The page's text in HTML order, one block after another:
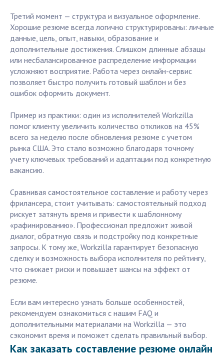
Третий момент — структура и визуальное оформление.
Хорошие резюме всегда логично структурированы: личные
данные, цель, опыт, навыки, образование и
дополнительные достижения. Слишком длинные абзацы
или несбалансированное распределение информации
усложняют восприятие. Работа через онлайн-сервис
позволяет быстро получить готовый шаблон и без
ошибок оформить документ.
Пример из практики: один из исполнителей Workzilla
помог клиенту увеличить количество откликов на 45%
всего за неделю после обновления резюме с учетом
рынка США. Это стало возможно благодаря точному
учету ключевых требований и адаптации под конкретную
вакансию.
Сравнивая самостоятельное составление и работу через
фрилансера, стоит учитывать: самостоятельный подход
рискует затянуть время и привести к шаблонному
«рафинированию». Профессионал предложит живой
диалог, обратную связь и подстройку под конкретные
запросы. К тому же, Workzilla гарантирует безопасную
сделку и возможность выбора исполнителя по рейтингу,
что снижает риски и повышает шансы на эффект от
резюме.
Если вам интересно узнать больше особенностей,
рекомендуем ознакомиться с нашим FAQ и
дополнительными материалами на Workzilla — это
сэкономит время и поможет сделать правильный выбор.
Как заказать составление резюме онлайн